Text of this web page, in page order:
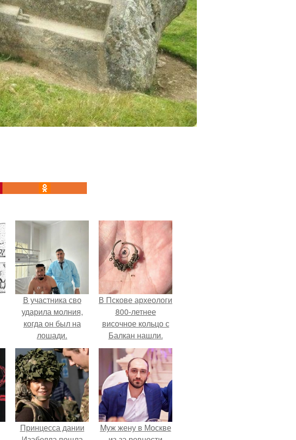
В участника сво
ударила молния,
когда он был на
лошади.
В Пскове археологи
800-летнее
височное кольцо с
Балкан нашли.
Принцесса дании
Mуж жену в Москве